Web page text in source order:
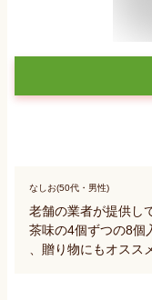
なしお(50代・男性)
老舗の業者が提供し
茶味の4個ずつの8個
、贈り物にもオスス